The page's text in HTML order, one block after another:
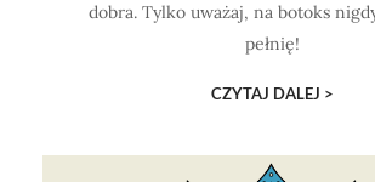
dobra. Tylko uważaj, na botoks
pełnię!
CZYTAJ DALEJ >